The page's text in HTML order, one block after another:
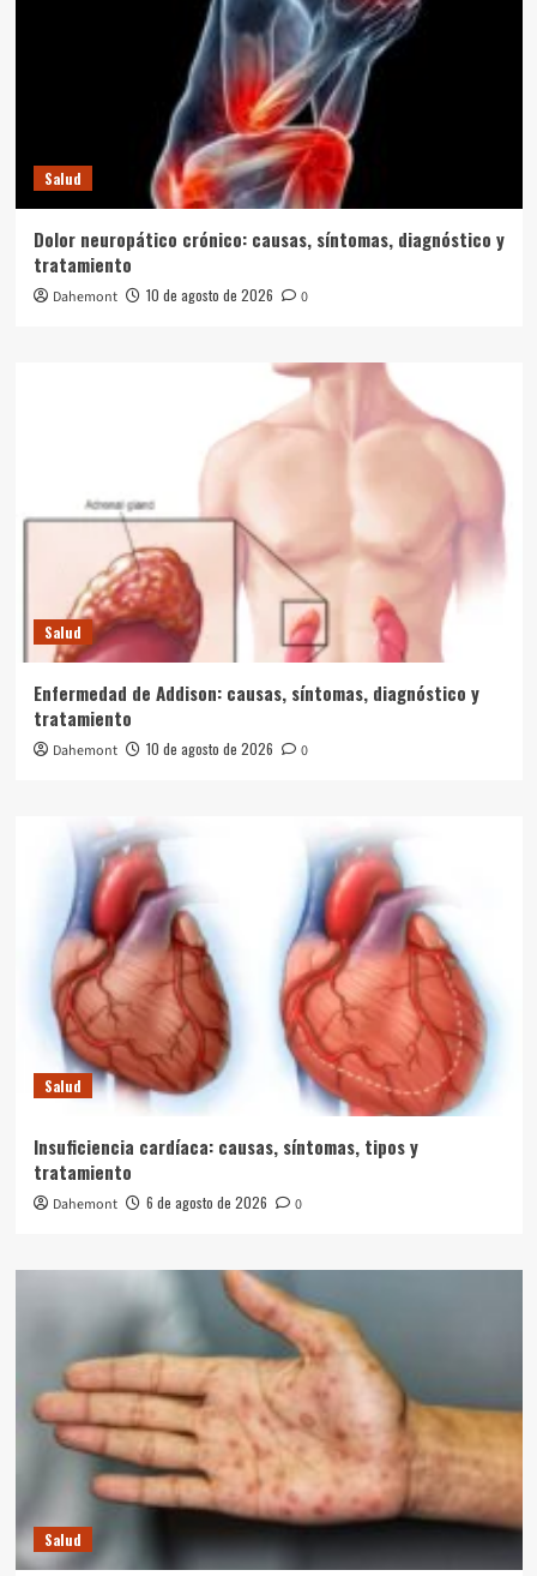
Salud
Dolor neuropático crónico: causas, síntomas, diagnóstico y
tratamiento
Dahemont 10 de agosto de 2026 0
Salud
Enfermedad de Addison: causas, síntomas, diagnóstico y
tratamiento
Dahemont 10 de agosto de 2026 0
Salud
Insuficiencia cardíaca: causas, síntomas, tipos y
tratamiento
Dahemont 6 de agosto de 2026 0
Salud